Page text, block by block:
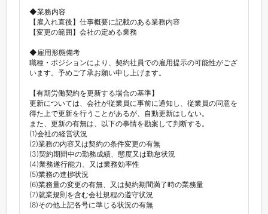
◆業務内容
【雇入れ直後】仕事概要に記載のある業務内容
【変更の範囲】会社の定める業務
◆雇用形態備考
職種・ポジションにより、契約社員での雇用提示の可能性がござ
います。予めご了承お願い申し上げます。
【有期労働契約を更新する場合の基準】
更新については、会社が従業員に事前に通知し、従業員の同意を
得た上で更新を行うことがあるが、自動更新はしない。
また、更新の有無は、以下の事情を勘案して判断する。
(1)会社の経営状況
(2)業務の内容又は契約の条件変更の有無
(3)契約期間中の勤務成績、態度又は勤怠状況
(4)業務遂行能力、又は業務効率性
(5)業務の進捗状況
(6)業務量の変更の有無、又は契約期間満了時の業務量
(7)就業規則を含む会社規程の遵守状況
(8)その他上記各号に準じる状況の有無